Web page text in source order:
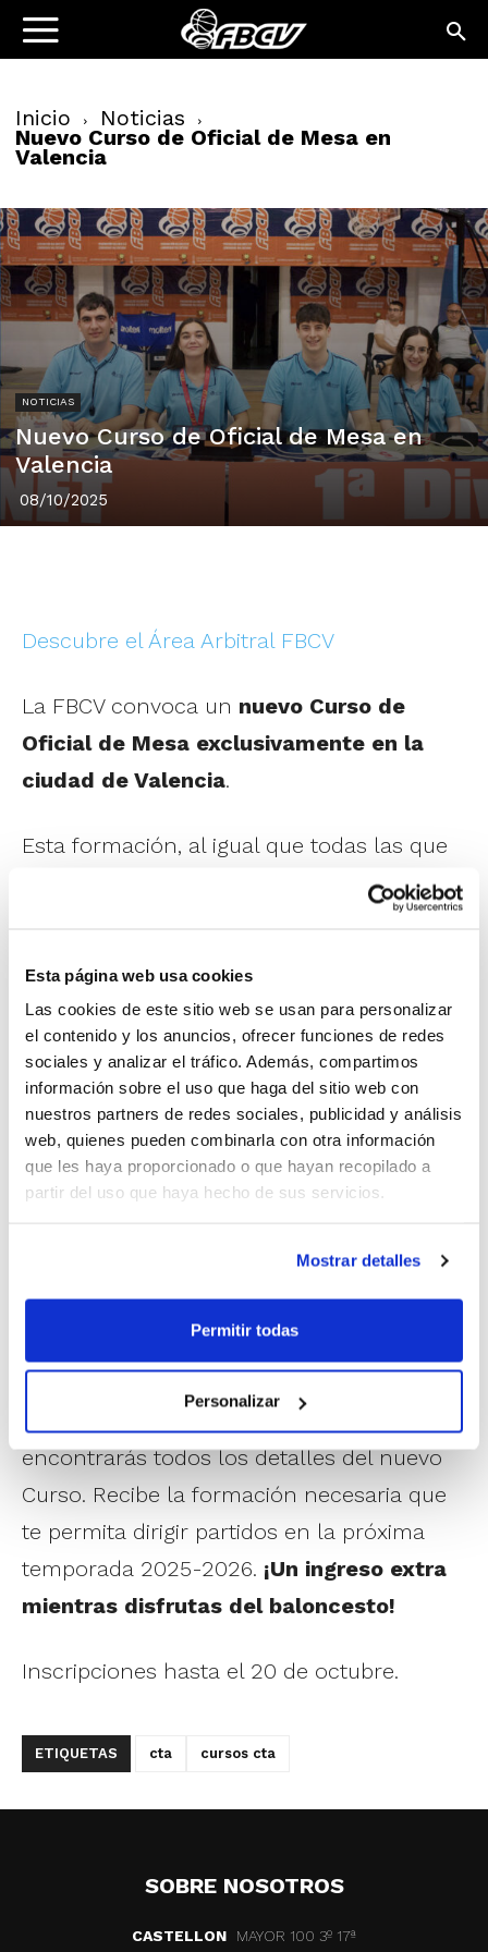
Esta página web usa cookies
Las cookies de este sitio web se usan para personalizar
el contenido y los anuncios, ofrecer funciones de redes
sociales y analizar el tráfico. Además, compartimos
información sobre el uso que haga del sitio web con
nuestros partners de redes sociales, publicidad y análisis
web, quienes pueden combinarla con otra información
que les haya proporcionado o que hayan recopilado a
partir del uso que haya hecho de sus servicios.
Mostrar detalles
Permitir todas
Personalizar
Inicio Noticias
Nuevo Curso de Oficial de Mesa en
Valencia
NOTICIAS
Nuevo Curso de Oficial de Mesa en
Valencia
08/10/2025
Descubre el Área Arbitral FBCV
La FBCV convoca un nuevo Curso de
Oficial de Mesa exclusivamente en la
ciudad de Valencia.
Esta formación, al igual que todas las que
se desarrollan en la Escuela de Árbitros y
presencial y contenidos impartidos online,
a los que seguirá una importante parte
práctica.
La licencia de Oficial de Mesa ofrece una
destacada flexibilidad, puesto que permite
compatibilizar esta actividad con la de
encontrarás todos los detalles del nuevo
Curso. Recibe la formación necesaria que
te permita dirigir partidos en la próxima
temporada 2025-2026. ¡Un ingreso extra
mientras disfrutas del baloncesto!
Inscripciones hasta el 20 de octubre.
ETIQUETAS cta cursos cta
SOBRE NOSOTROS
CASTELLON
MAYOR 100 3º 17ª